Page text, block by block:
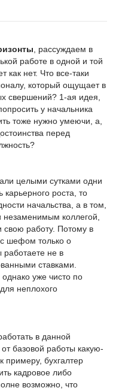
, рассуждаем в
работе в одной и той
как нет. Что все-таки
который ощущает в
свершений? 1-ая идея,
у начальника
тоже нужно умеючи, а,
перед
целыми сутками одни
роста, то
начальства, а в том,
незаменимым коллегой,
свою работу. Потому в
с шефом только о
не в
ставками.
уже чисто по
неплохого
в данной
базовой работы какую-
бухгалтер
кадровое либо
возможно, что